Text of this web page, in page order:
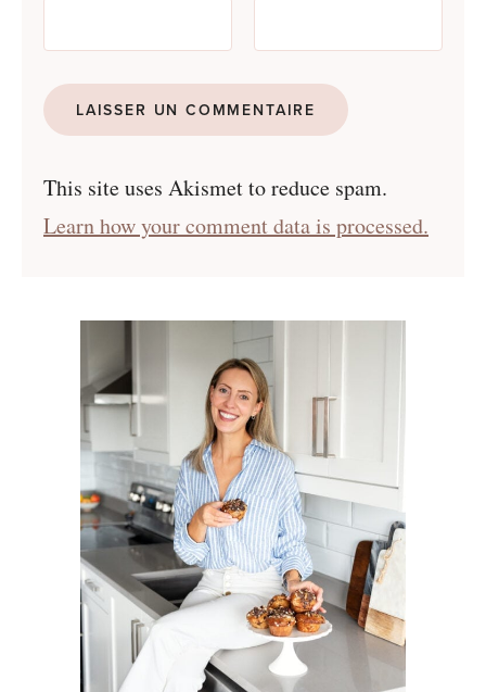
This site uses Akismet to reduce spam.
Learn how your comment data is processed.